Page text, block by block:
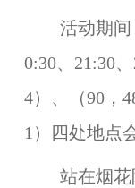
活动期间
0:30、21:30
4）、（90，
1）
四处地点
站在烟花